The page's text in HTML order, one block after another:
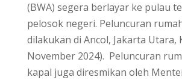
(BWA) segera berlayar ke pulau
pelosok negeri. Peluncuran
dilakukan di Ancol, Jakarta Utara,
November 2024). Peluncuran
kapal juga diresmikan oleh